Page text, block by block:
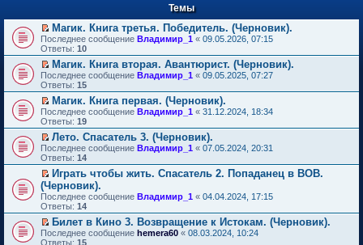
в
о
м
у
н
е
п
р
о
ч
и
т
а
н
н
о
м
у
с
о
о
б
щ
т
и
к
п
е
р
в
о
м
у
н
е
п
р
о
ч
и
т
а
н
н
о
м
у
Темы
П
е
р
е
й
т
и
к
п
е
р
в
о
м
у
н
е
п
р
о
ч
и
Магик. Книга третья. Победитель. (Черновик).
Последнее сообщение Владимир_1 « 09.05.2026, 07:15
Ответы: 10
П
е
р
е
й
т
и
к
п
е
р
в
о
м
у
н
е
п
Магик. Книга вторая. Авантюрист. (Черновик).
Последнее сообщение Владимир_1 « 09.05.2025, 07:27
Ответы: 15
П
е
р
е
й
т
и
к
п
е
р
в
о
м
Магик. Книга первая. (Черновик).
Последнее сообщение Владимир_1 « 31.12.2024, 18:34
Ответы: 19
П
е
р
е
й
т
и
к
п
е
р
Лето. Спасатель 3. (Черновик).
Последнее сообщение Владимир_1 « 07.05.2024, 20:31
Ответы: 14
П
е
р
е
й
т
и
Играть чтобы жить. Спасатель 2. Попаданец в ВОВ.
(Черновик).
Последнее сообщение Владимир_1 « 04.04.2024, 17:15
Ответы: 14
П
е
Билет в Кино 3. Возвращение к Истокам. (Черновик).
Последнее сообщение hemera60 « 08.03.2024, 10:24
Ответы: 15